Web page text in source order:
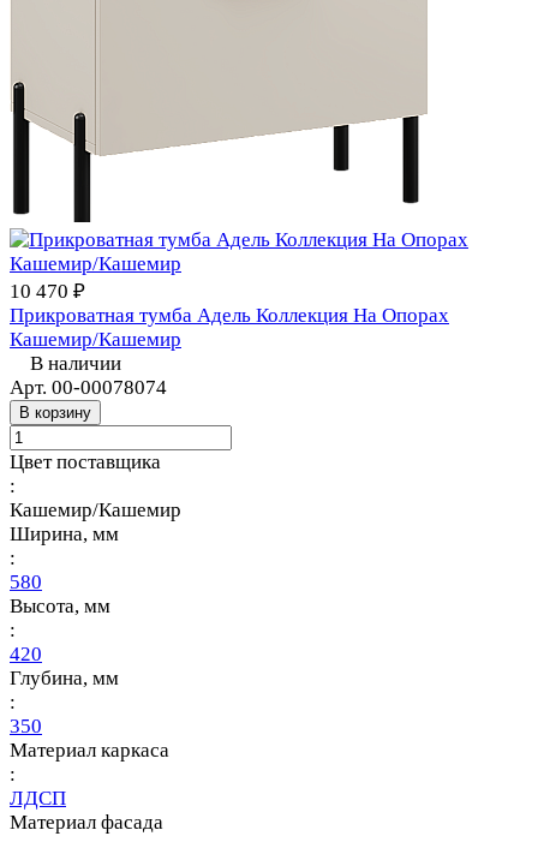
10 470 ₽
Прикроватная тумба Адель Коллекция На Опорах
Кашемир/Кашемир
В наличии
Арт. 00-00078074
В корзину
Цвет поставщика
:
Кашемир/Кашемир
Ширина, мм
:
580
Высота, мм
:
420
Глубина, мм
:
350
Материал каркаса
:
ЛДСП
Материал фасада